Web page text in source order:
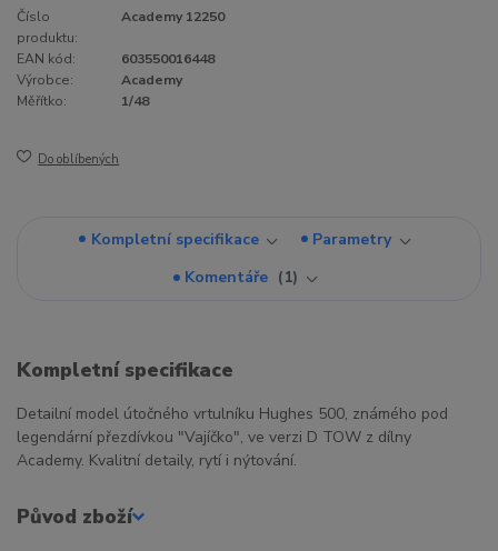
Číslo
produktu:
Academy 12250
EAN kód:
603550016448
Výrobce:
Academy
Měřítko:
1/48
Do oblíbených
Kompletní specifikace
Parametry
Komentáře
1
Kompletní specifikace
Detailní model útočného vrtulníku Hughes 500, známého pod
legendární přezdívkou "Vajíčko", ve verzi D TOW z dílny
Academy. Kvalitní detaily, rytí i nýtování.
Původ zboží